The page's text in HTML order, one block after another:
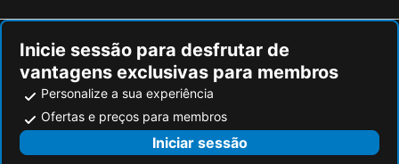
Inicie sessão para desfrutar de
vantagens exclusivas para membros
Personalize a sua experiência
Ofertas e preços para membros
Iniciar sessão